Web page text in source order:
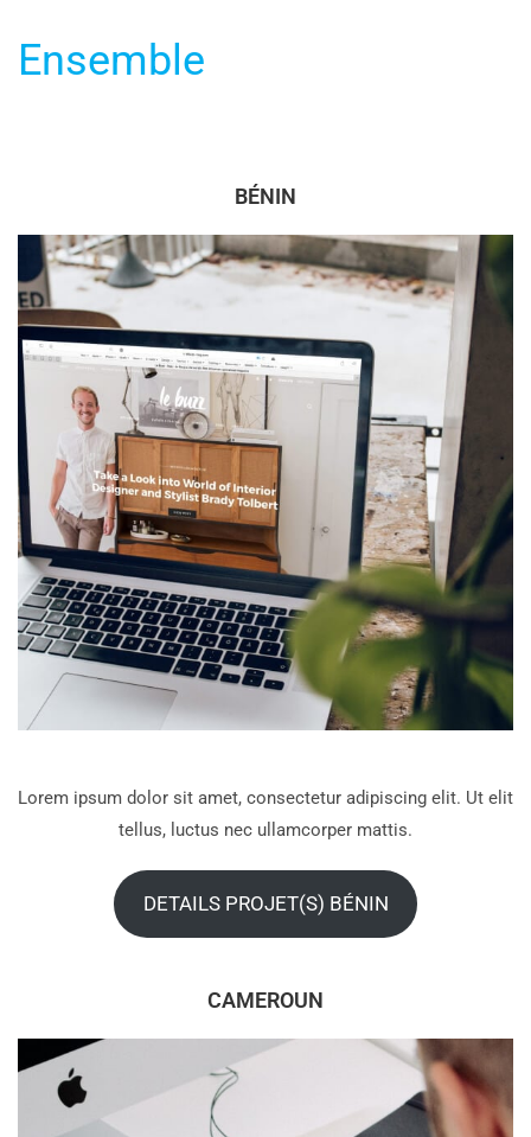
Ensemble
BÉNIN
Lorem ipsum dolor sit amet, consectetur adipiscing elit. Ut elit
tellus, luctus nec ullamcorper mattis.
DETAILS PROJET(S) BÉNIN
CAMEROUN